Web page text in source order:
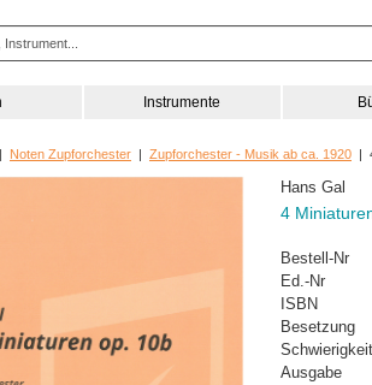
Instrumente
| Noten Zupforchester | Zupforchester - Musik ab ca. 1920 |
Hans Gal
4
Bestell-Nr
Ed.-Nr
ISBN
Besetzung
Schwierigkeit
Ausgabe